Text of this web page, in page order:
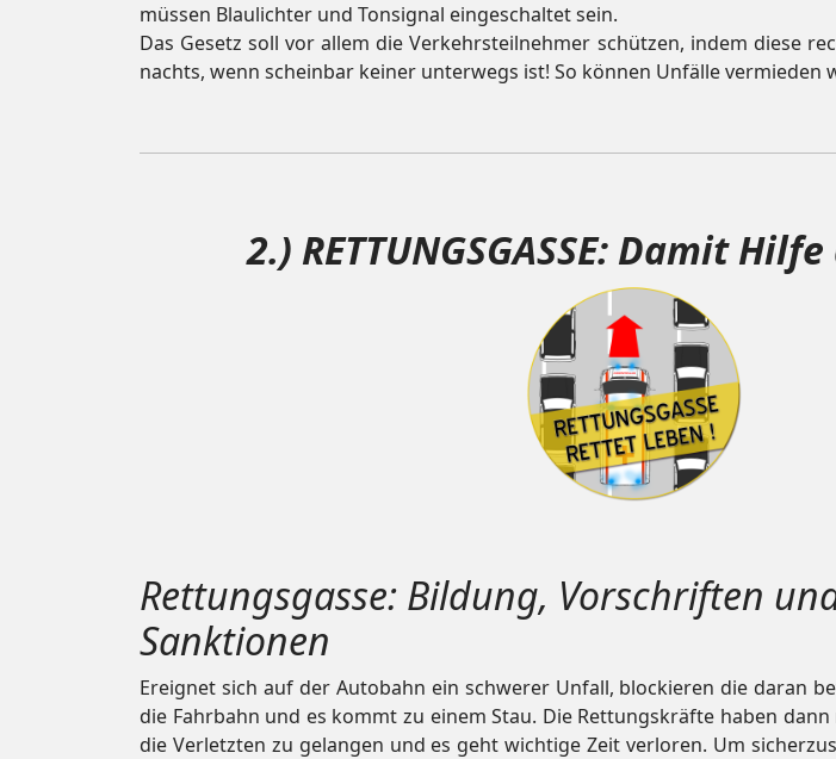
müssen Blaulichter und Tonsignal eingeschaltet sein.
Das Gesetz soll vor allem die Verkehrsteilnehmer schützen, indem diese
nachts, wenn scheinbar keiner unterwegs ist! So können Unfälle vermieden
2.) RETTUNGSGASSE: Damit
Rettungsgasse: Bildung, Vorschriften
Sanktionen
Ereignet sich auf der Autobahn ein schwerer Unfall, blockieren die daran
die Fahrbahn und es kommt zu einem Stau. Die Rettungskräfte haben
die Verletzten zu gelangen und es geht wichtige Zeit verloren. Um